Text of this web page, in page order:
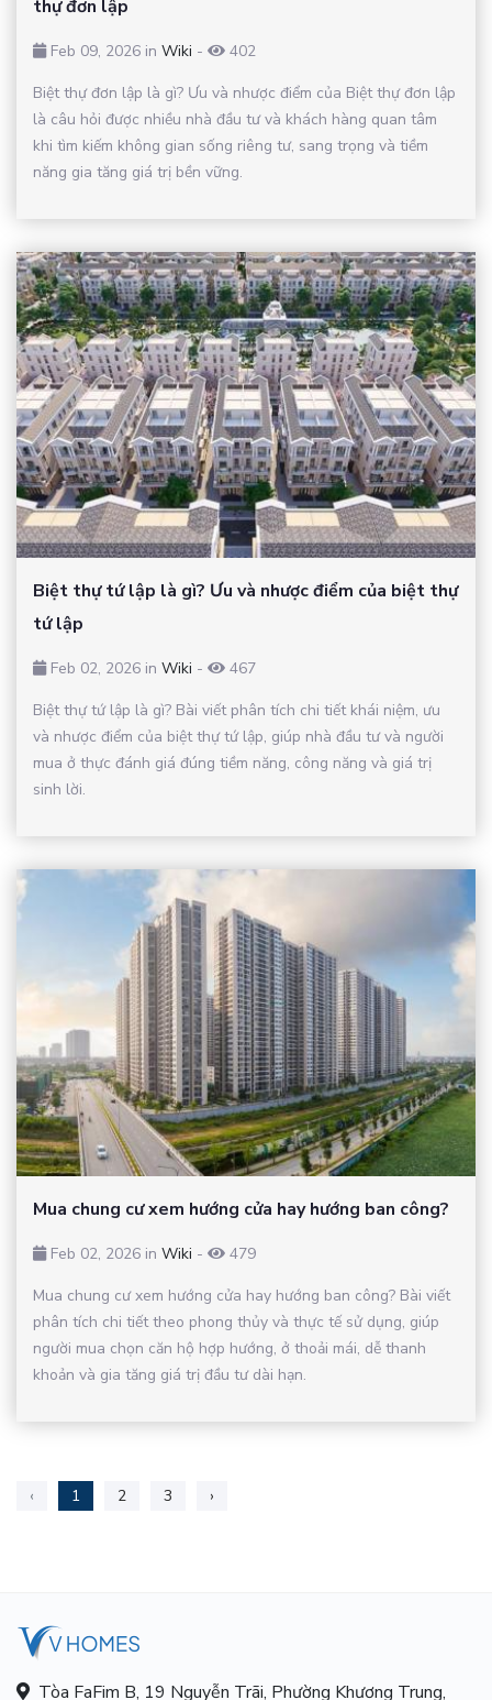
thự đơn lập
Feb 09, 2026 in Wiki -
402
Biệt thự đơn lập là gì? Ưu và nhược điểm của Biệt thự đơn lập
là câu hỏi được nhiều nhà đầu tư và khách hàng quan tâm
khi tìm kiếm không gian sống riêng tư, sang trọng và tiềm
năng gia tăng giá trị bền vững.
Biệt thự tứ lập là gì? Ưu và nhược điểm của biệt thự
tứ lập
Feb 02, 2026 in Wiki -
467
Biệt thự tứ lập là gì? Bài viết phân tích chi tiết khái niệm, ưu
và nhược điểm của biệt thự tứ lập, giúp nhà đầu tư và người
mua ở thực đánh giá đúng tiềm năng, công năng và giá trị
sinh lời.
Mua chung cư xem hướng cửa hay hướng ban công?
Feb 02, 2026 in Wiki -
479
Mua chung cư xem hướng cửa hay hướng ban công? Bài viết
phân tích chi tiết theo phong thủy và thực tế sử dụng, giúp
người mua chọn căn hộ hợp hướng, ở thoải mái, dễ thanh
khoản và gia tăng giá trị đầu tư dài hạn.
‹ 1 2 3 ›
Tòa FaFim B, 19 Nguyễn Trãi, Phường Khương Trung,